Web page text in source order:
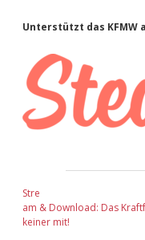
Sidebar
Unterstützt das KFMW
Stre
am & Download: Das
keiner mit!